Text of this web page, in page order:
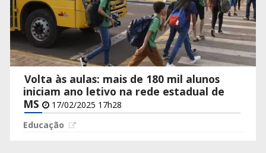
Volta às aulas: mais de 180 mil alunos
iniciam ano letivo na rede estadual de
MS
17/02/2025 17h28
Educação